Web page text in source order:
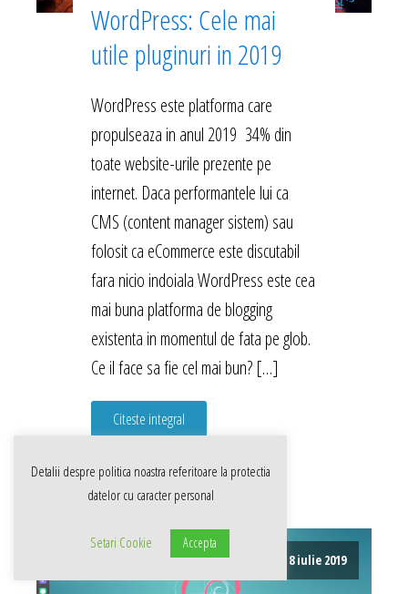
WordPress: Cele mai
utile pluginuri in 2019
WordPress este platforma care
propulseaza in anul 2019 34% din
toate website-urile prezente pe
internet. Daca performantele lui ca
CMS (content manager sistem) sau
folosit ca eCommerce este discutabil
fara nicio indoiala WordPress este cea
mai buna platforma de blogging
existenta in momentul de fata pe glob.
Ce il face sa fie cel mai bun? […]
Citeste integral
8 iulie 2019
Detalii despre politica noastra referitoare la protectia
datelor cu caracter personal
Setari Cookie Accepta